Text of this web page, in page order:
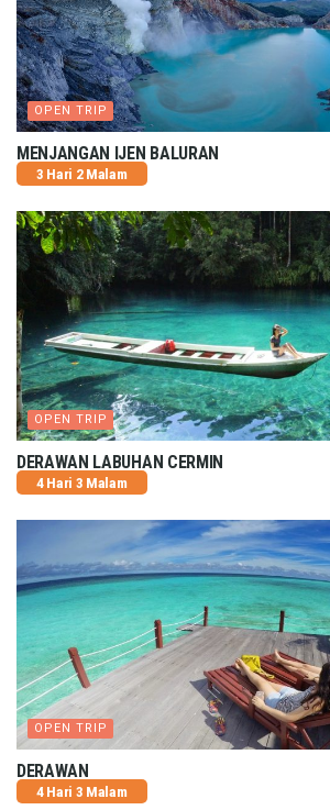
OPEN TRIP
MENJANGAN IJEN BALURAN
3 Hari 2 Malam
OPEN TRIP
DERAWAN LABUHAN CERMIN
4 Hari 3 Malam
OPEN TRIP
DERAWAN
4 Hari 3 Malam